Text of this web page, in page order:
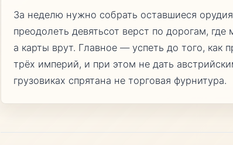
За неделю нужно собрать оставшиеся
преодолеть девятьсот верст по дорогам,
а карты врут. Главное — успеть до того, как
трёх империй, и при этом не дать
грузовиках спрятана не торговая фурнитура.